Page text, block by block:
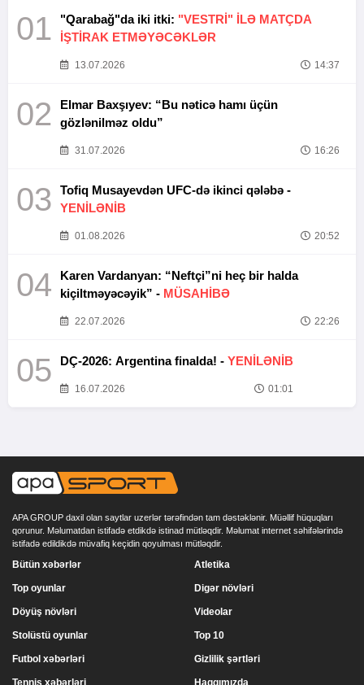
01 "Qarabağ"da iki itki: "VESTRİ" İLƏ MATÇDA
İŞTİRAK ETMƏYƏCƏKLƏR
13.07.2026 14:37
02
Elmar Baxşıyev: “Bu nəticə hamı üçün
gözlənilməz oldu”
31.07.2026 16:26
03
Tofiq Musayevdən UFC-də ikinci qələbə -
YENİLƏNİB
01.08.2026 20:52
04
Karen Vardanyan: “Neftçi”ni heç bir halda
kiçiltməyəcəyik” - MÜSAHİBƏ
22.07.2026 22:26
05 DÇ-2026: Argentina finalda! - YENİLƏNİB
16.07.2026 01:01
APA GROUP daxil olan saytlar uzerlər tərəfindən tam dəstəklənir. Müəllif hüquqları
qorunur. Məlumatdan istifadə etdikdə istinad mütləqdir. Məlumat internet səhifələrində
istifadə edildikdə müvafiq keçidin qoyulması mütləqdir.
Bütün xəbərlər
Top oyunlar
Döyüş növləri
Stolüstü oyunlar
Atletika
Digər növləri
Videolar
Top 10
Futbol xəbərləri Gizlilik şərtləri